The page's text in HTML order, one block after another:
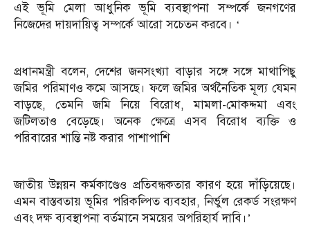
এই ভূমি মেলা আধুনিক ভূমি ব্যবস্থাপনা সম্পর্কে জনগণের
নিজেদের দায়দায়িত্ব সম্পর্কে আরো সচেতন করবে। ‘
প্রধানমন্ত্রী বলেন, দেশের জনসংখ্যা বাড়ার সঙ্গে সঙ্গে মাথাপিছু
জমির পরিমাণও কমে আসছে। ফলে জমির অর্থনৈতিক মূল্য যেমন
বাড়ছে, তেমনি জমি নিয়ে বিরোধ, মামলা-মোকদ্দমা এবং
জটিলতাও বেড়েছে। অনেক ক্ষেত্রে এসব বিরোধ ব্যক্তি ও
পরিবারের শান্তি নষ্ট করার পাশাপাশি
জাতীয় উন্নয়ন কর্মকাণ্ডেও প্রতিবন্ধকতার কারণ হয়ে দাঁড়িয়েছে।
এমন বাস্তবতায় ভূমির পরিকল্পিত ব্যবহার, নির্ভুল রেকর্ড সংরক্ষণ
এবং দক্ষ ব্যবস্থাপনা বর্তমানে সময়ের অপরিহার্য দাবি।’